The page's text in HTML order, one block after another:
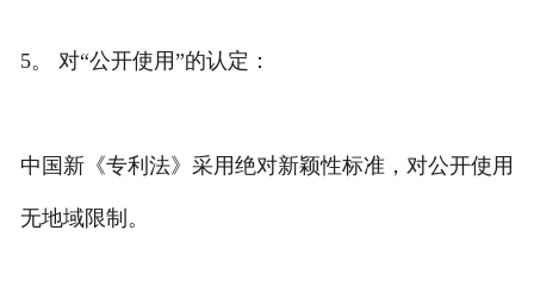
5。 对“公开使用”的认定：
中国新《专利法》采用绝对新颖性标准，对公开使用
无地域限制。